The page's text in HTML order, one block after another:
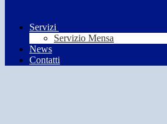
Servizi
Servizio Mensa
News
Contatti